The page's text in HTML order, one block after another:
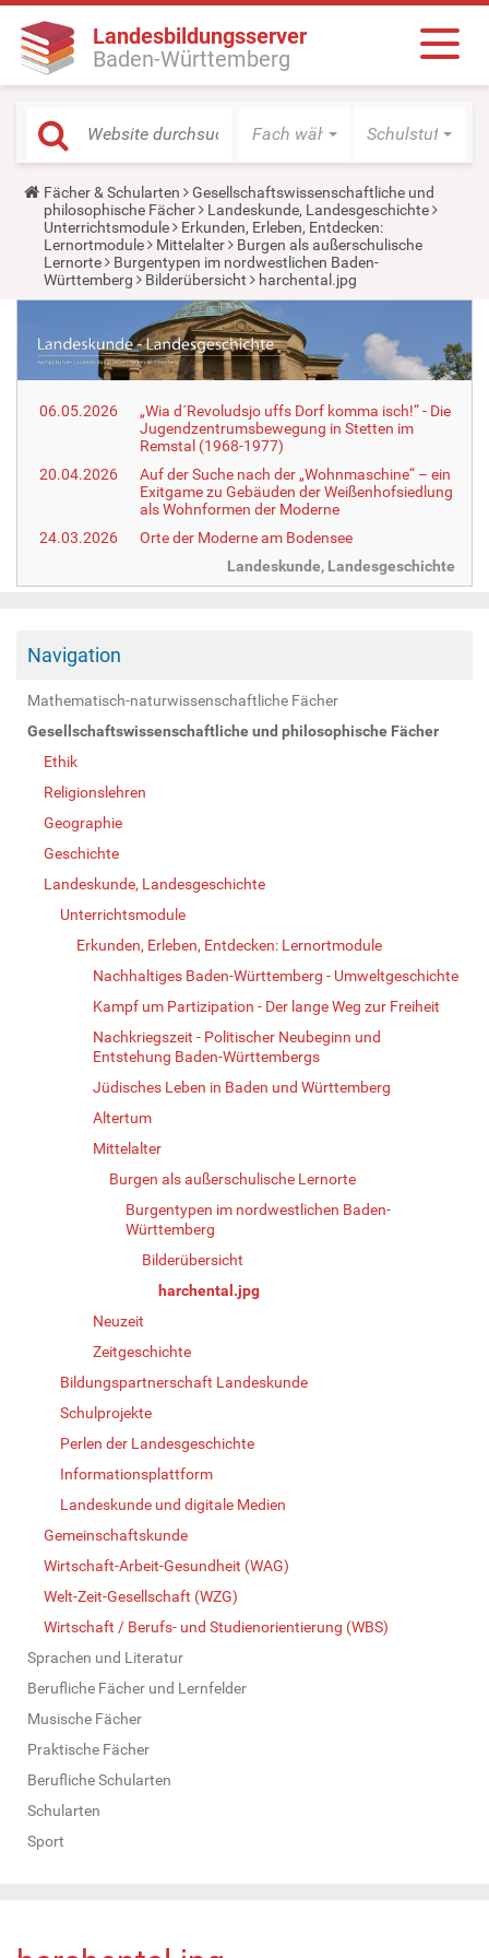
Landesbildungsserver
Baden-Württemberg
Fach wählen Schulstufe
Y
o
u
a
r
e
h
e
:
Fächer & Schularten
Gesellschaftswissenschaftliche und
philosophische Fächer
Landeskunde, Landesgeschichte
Unterrichtsmodule
Erkunden, Erleben, Entdecken:
Lernortmodule
Mittelalter
Burgen als außerschulische
Lernorte
Burgentypen im nordwestlichen Baden-
Württemberg
Bilderübersicht harchental.jpg
06.05.2026
„Wia d´Revoludsjo uffs Dorf komma isch!“ - Die
Jugendzentrumsbewegung in Stetten im
Remstal (1968-1977)
20.04.2026
Auf der Suche nach der „Wohnmaschine“ – ein
Exitgame zu Gebäuden der Weißenhofsiedlung
als Wohnformen der Moderne
24.03.2026
Orte der Moderne am Bodensee
Landeskunde, Landesgeschichte
Navigation
Mathematisch-naturwissenschaftliche Fächer
Gesellschaftswissenschaftliche und philosophische Fächer
Ethik
Religionslehren
Geographie
Geschichte
Landeskunde, Landesgeschichte
Unterrichtsmodule
Erkunden, Erleben, Entdecken: Lernortmodule
Nachhaltiges Baden-Württemberg - Umweltgeschichte
Kampf um Partizipation - Der lange Weg zur Freiheit
Nachkriegszeit - Politischer Neubeginn und
Entstehung Baden-Württembergs
Jüdisches Leben in Baden und Württemberg
Altertum
Mittelalter
Burgen als außerschulische Lernorte
Burgentypen im nordwestlichen Baden-
Württemberg
Bilderübersicht
harchental.jpg
Neuzeit
Zeitgeschichte
Bildungspartnerschaft Landeskunde
Schulprojekte
Perlen der Landesgeschichte
Informationsplattform
Landeskunde und digitale Medien
Gemeinschaftskunde
Wirtschaft-Arbeit-Gesundheit (WAG)
Welt-Zeit-Gesellschaft (WZG)
Wirtschaft / Berufs- und Studienorientierung (WBS)
Sprachen und Literatur
Berufliche Fächer und Lernfelder
Musische Fächer
Praktische Fächer
Berufliche Schularten
Schularten
Sport